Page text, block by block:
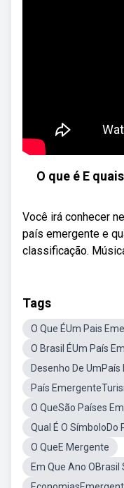
O que é E
Você irá conhecer
país emergente e
classificação.
Tags
O Que ÉUm Pais
O Brasil ÉUm País
Desenho De
País
O QueSão Países
Qual É O
O QueE Mergente
Em Que Ano OBrasil